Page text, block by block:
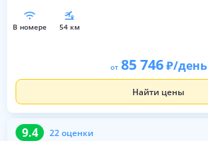
в номере 54 км
от 85 746 /день
Найти цены
9.4 22 оценки
9.4 22 оценки